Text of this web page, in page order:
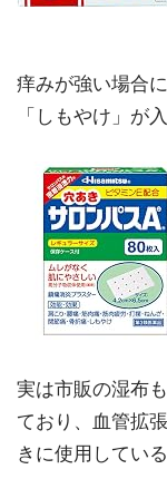
痒みが強い場合
「しもやけ」が
実は市販の湿布
ており、血管拡
きに使用してい